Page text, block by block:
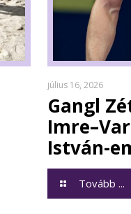
július 16, 2026
Gangl
István-
Tovább ...